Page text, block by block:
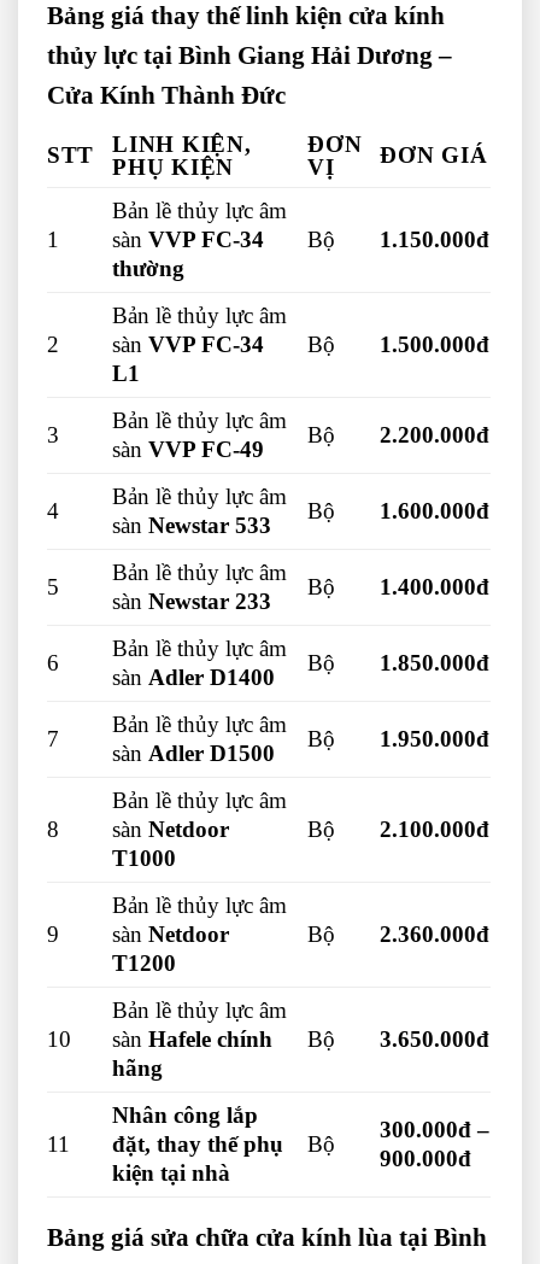
Bảng giá thay thế linh kiện cửa kính
thủy lực tại Bình Giang Hải Dương –
Cửa Kính Thành Đức
STT
LINH KIỆN,
PHỤ KIỆN
ĐƠN
VỊ
ĐƠN GIÁ
1
Bản lề thủy lực âm
sànVVP FC-34
thường
Bộ 1.150.000đ
2
Bản lề thủy lực âm
sànVVP FC-34
L1
Bộ 1.500.000đ
3
Bản lề thủy lực âm
sànVVP FC-49
Bộ 2.200.000đ
4
Bản lề thủy lực âm
sànNewstar 533
Bộ 1.600.000đ
5
Bản lề thủy lực âm
sànNewstar 233
Bộ 1.400.000đ
6
Bản lề thủy lực âm
sànAdler D1400
Bộ 1.850.000đ
7
Bản lề thủy lực âm
sànAdler D1500
Bộ 1.950.000đ
8
Bản lề thủy lực âm
sànNetdoor
T1000
Bộ 2.100.000đ
9
Bản lề thủy lực âm
sànNetdoor
T1200
Bộ 2.360.000đ
10
Bản lề thủy lực âm
sànHafele chính
hãng
Bộ 3.650.000đ
11
Nhân công lắp
đặt, thay thế phụ
kiện tại nhà
Bộ
300.000đ –
900.000đ
Bảng giá sửa chữa cửa kính lùa tại Bình